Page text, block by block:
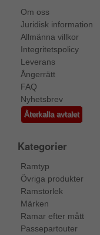
Om oss
Juridisk information
Allmänna villkor
Integritetspolicy
Leverans
Ångerrätt
FAQ
Nyhetsbrev
Återkalla avtalet
Kategorier
Ramtyp
Övriga produkter
Ramstorlek
Märken
Ramar efter mått
Passepartouter